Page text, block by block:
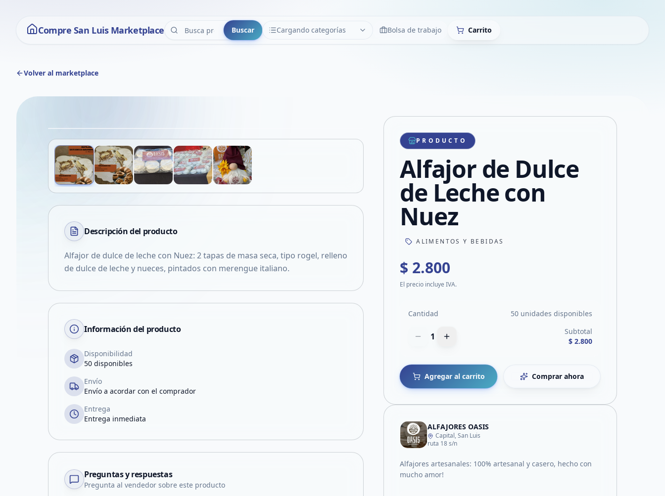
Compre San Luis Marketplace Buscar Cargando categorías
CATEGORÍAS LimpiarBolsa de trabajo Carrito
Volver al marketplace
Compartir producto
Compartir por WhatsApp
Compartir por mail
Compartir en Facebook
Compartir en X
Descripción del producto
Alfajor de dulce de leche con Nuez: 2 tapas de masa seca, tipo rogel, relleno
de dulce de leche y nueces, pintados con merengue italiano.
Información del producto
Disponibilidad
50 disponibles
Envío
Envío a acordar con el comprador
Entrega
Entrega inmediata
Preguntas y respuestas
Pregunta al vendedor sobre este producto
PRODUCTO
Alfajor de Dulce
de Leche con
Nuez
ALIMENTOS Y BEBIDAS
$ 2.800
El precio incluye IVA.
Cantidad 50 unidades disponibles
1
Subtotal
$ 2.800
Agregar al carrito Comprar ahora
ALFAJORES OASIS
Capital, San Luis
ruta 18 s/n
Alfajores artesanales: 100% artesanal y casero, hecho con
mucho amor!